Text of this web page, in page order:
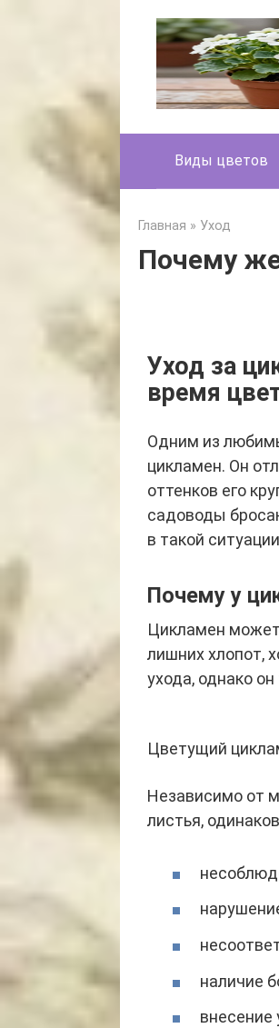
Виды цветов
Главная » Уход
Почему
Уход за
время
Одним из
цикламен. Он
оттенков его
садоводы
в такой
Почему у
Цикламен
лишних хлопот,
ухода, однако
Цветущий
Независимо от
листья,
наличие
внесение